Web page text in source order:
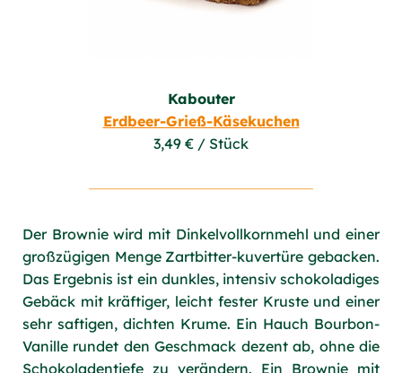
Kabouter
Erdbeer-Grieß-Käsekuchen
3,49 € / Stück
Der Brownie wird mit Dinkelvollkornmehl und einer
großzügigen Menge Zartbitter-kuvertüre gebacken.
Das Ergebnis ist ein dunkles, intensiv schokoladiges
Gebäck mit kräftiger, leicht fester Kruste und einer
sehr saftigen, dichten Krume. Ein Hauch Bourbon-
Vanille rundet den Geschmack dezent ab, ohne die
Schokoladentiefe zu verändern. Ein Brownie mit